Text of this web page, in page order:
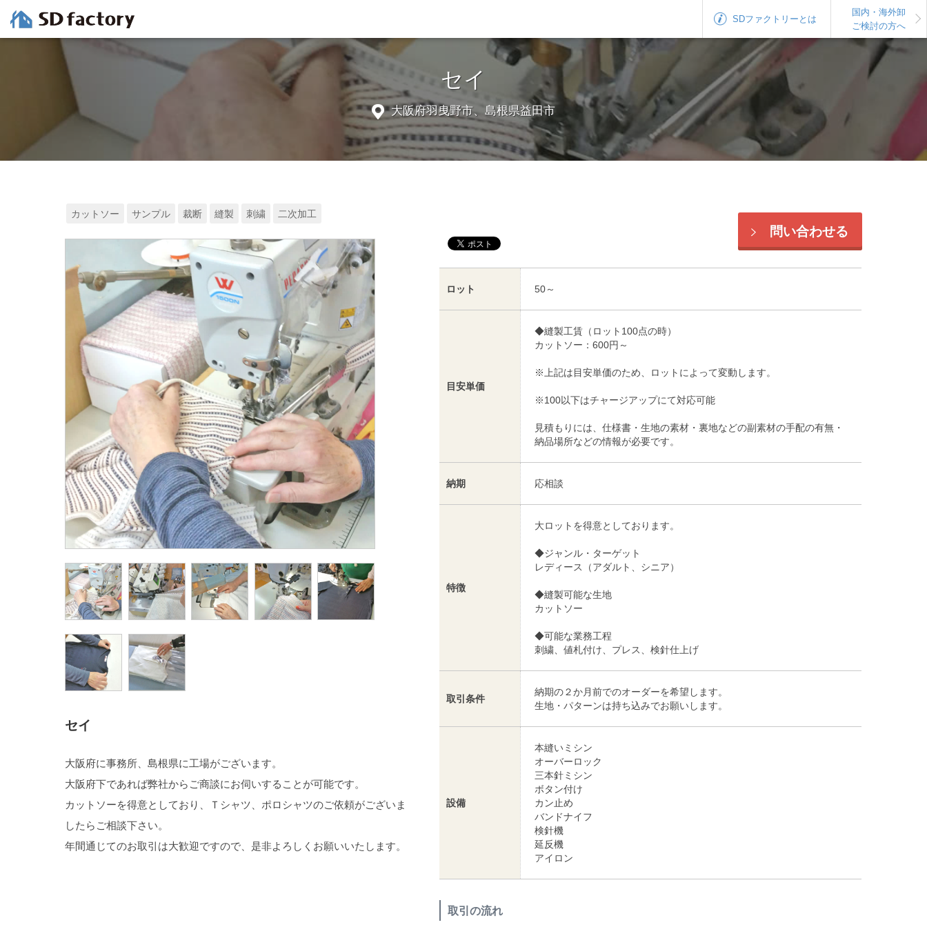
SDファクトリー とは
国内・海外卸
ご検討の方へ
セイ
大阪府羽曳野市、島根県益田市
カットソー サンプル 裁断 縫製 刺繍 二次加工
問い合わせる
ロット 50～
目安単価
◆縫製工賃（ロット100点の時）
カットソー：600円～
※上記は目安単価のため、ロットによって変動します。
※100以下はチャージアップにて対応可能
見積もりには、仕様書・生地の素材・裏地などの副素材の手配の有無・
納品場所などの情報が必要です。
納期 応相談
特徴
大ロットを得意としております。
◆ジャンル・ターゲット
レディース（アダルト、シニア）
◆縫製可能な生地
カットソー
◆可能な業務工程
刺繍、値札付け、プレス、検針仕上げ
取引条件
納期の２か月前でのオーダーを希望します。
生地・パターンは持ち込みでお願いします。
設備
本縫いミシン
オーバーロック
三本針ミシン
ボタン付け
カン止め
バンドナイフ
検針機
延反機
アイロン
取引の流れ
セイ
大阪府に事務所、島根県に工場がございます。
大阪府下であれば弊社からご商談にお伺いすることが可能です。
カットソーを得意としており、Ｔシャツ、ポロシャツのご依頼がございま
したらご相談下さい。
年間通じてのお取引は大歓迎ですので、是非よろしくお願いいたします。